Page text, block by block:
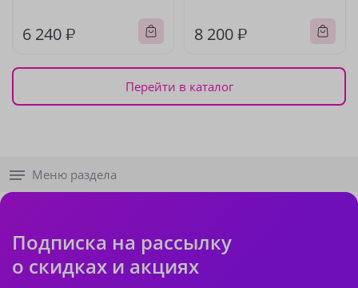
6 240 ₽ 8 200 ₽
Перейти в каталог
Меню раздела
Подписка на рассылку
о скидках и акциях